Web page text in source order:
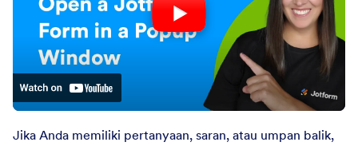
Jika Anda memiliki pertanyaan, saran, atau umpan balik,